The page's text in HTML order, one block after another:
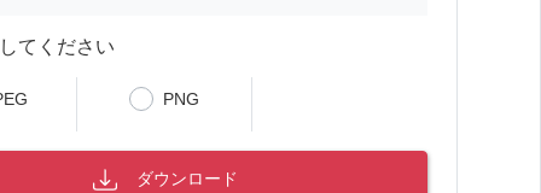
てください
PNG
ダウンロード